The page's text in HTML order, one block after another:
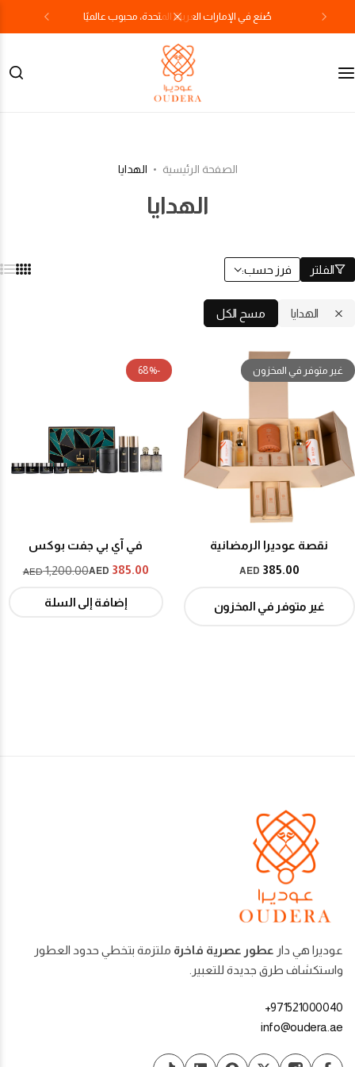
صُنع في الإمارات العربية المتحدة، محبوب عالميًا
الصفحة الرئيسية الهدايا
الهدايا
الفلتر فرز حسب:
الهدايا مسح الكل
غير متوفر في المخزون
نقصة عوديرا الرمضانية
AED 385.00
غير متوفر في المخزون
-68%
في آي بي جفت بوكس
AED1,200.00AED 385.00
إضافة إلى السلة
عوديرا هي دار عطور عصرية فاخرة ملتزمة بتخطي حدود العطور
واستكشاف طرق جديدة للتعبير.
971521000040+
info@oudera.ae